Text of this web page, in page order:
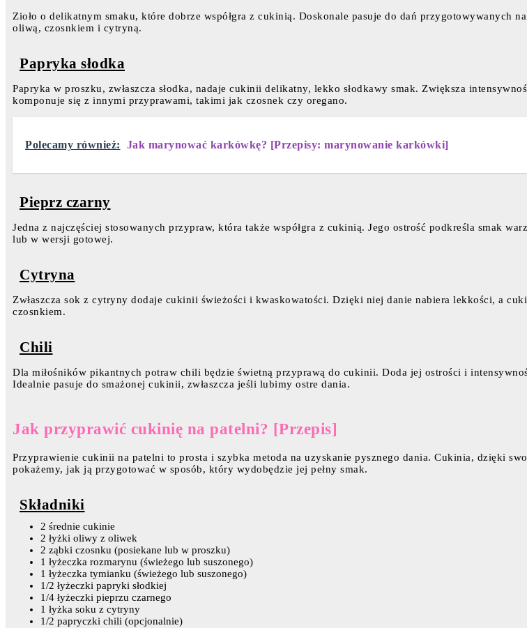
Zioło o delikatnym smaku, które dobrze współgra z cukinią. Doskonale pasuje do dań przygotowywanych
oliwą, czosnkiem i cytryną.
Papryka słodka
Papryka w proszku, zwłaszcza słodka, nadaje cukinii delikatny, lekko słodkawy smak. Zwiększa
komponuje się z innymi przyprawami, takimi jak czosnek czy oregano.
Polecamy również: Jak marynować karkówkę? [Przepisy: marynowanie karkówki]
Pieprz czarny
Jedna z najczęściej stosowanych przypraw, która także współgra z cukinią. Jego ostrość podkreśla smak
lub w wersji gotowej.
Cytryna
Zwłaszcza sok z cytryny dodaje cukinii świeżości i kwaskowatości. Dzięki niej danie nabiera lekkości, a
czosnkiem.
Chili
Dla miłośników pikantnych potraw chili będzie świetną przyprawą do cukinii. Doda jej ostrości i
Idealnie pasuje do smażonej cukinii, zwłaszcza jeśli lubimy ostre dania.
Jak przyprawić cukinię na patelni? [Przepis]
Przyprawienie cukinii na patelni to prosta i szybka metoda na uzyskanie pysznego dania. Cukinia, dzięki
pokażemy, jak ją przygotować w sposób, który wydobędzie jej pełny smak.
Składniki
2 średnie cukinie
2 łyżki oliwy z oliwek
2 ząbki czosnku (posiekane lub w proszku)
1 łyżeczka rozmarynu (świeżego lub suszonego)
1 łyżeczka tymianku (świeżego lub suszonego)
1/2 łyżeczki papryki słodkiej
1/4 łyżeczki pieprzu czarnego
1 łyżka soku z cytryny
1/2 papryczki chili (opcjonalnie)